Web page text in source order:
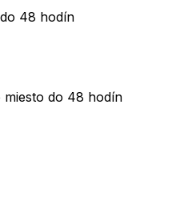
48 hodín
miesto do 48 hodín